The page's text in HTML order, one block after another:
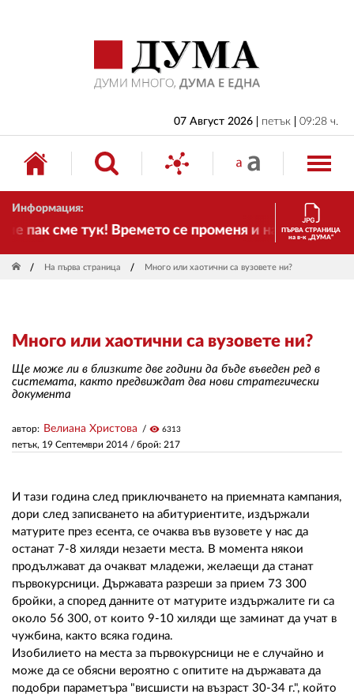
07 Август 2026 петък 09:28 ч.
Информация:
пак сме тук! Времето се променя и налагаПЪРВА СТРАНИЦА
на в-к „ДУМА“
На първа страница Много или хаотични са вузовете ни?
Много или хаотични са вузовете ни?
Ще може ли в близките две години да бъде въведен ред в
системата, както предвиждат два нови стратегически
документа
петък, 19 Септември 2014 / брой: 217
автор: Велиана Христова visibility 6313
И тази година след приключването на приемната кампания,
дори след записването на абитуриентите, издържали
матурите през есента, се очаква във вузовете у нас да
останат 7-8 хиляди незаети места. В момента някои
продължават да очакват младежи, желаещи да станат
първокурсници. Държавата разреши за прием 73 300
бройки, а според данните от матурите издържалите ги са
около 56 300, от които 9-10 хиляди ще заминат да учат в
чужбина, както всяка година.
Изобилието на места за първокурсници не е случайно и
може да се обясни вероятно с опитите на държавата да
подобри параметъра "висшисти на възраст 30-34 г.", който
БЪЛГАРИЯ
ИКОНОМИКА
ИЗБОРИ
СВЯТ
ДРУГИ
АВТОРИ
РЕКЛАМА
АБОНАМЕНТ
УСЛОВИЯ ЗА ПОЛЗВАНЕ
ПОЛИТИКА ЗА БИСКВИТКИТЕ
ПОВЕРИТЕЛНОСТ